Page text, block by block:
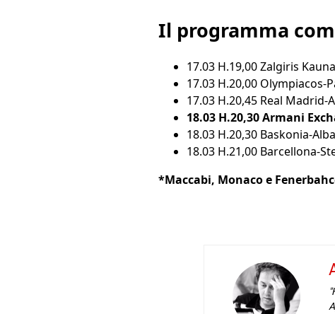
Il programma
17.03 H.19,00 Zalgiris
17.03 H.20,00 Olympiacos-
17.03 H.20,45 Real Madrid-
18.03 H.20,30 Armani
18.03 H.20,30 Baskonia-
18.03 H.21,00 Barcellona-
*Maccabi, Monaco e